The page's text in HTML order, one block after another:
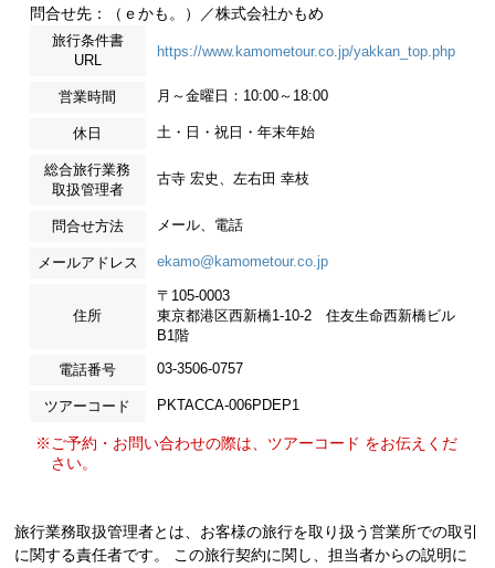
問合せ先：（ｅかも。）／株式会社かもめ
旅行条件書
URL
https://www.kamometour.co.jp/yakkan_top.php
営業時間 月～金曜日：10:00～18:00
休日 土・日・祝日・年末年始
総合旅行業務
取扱管理者
古寺 宏史、左右田 幸枝
問合せ方法 メール、電話
メールアドレス ekamo@kamometour.co.jp
住所
〒105-0003
東京都港区西新橋1-10-2 住友生命西新橋ビル
B1階
電話番号 03-3506-0757
ツアーコード PKTACCA-006PDEP1
※ご予約・お問い合わせの際は、ツアーコード をお伝えくだ
さい。
旅行業務取扱管理者とは、お客様の旅行を取り扱う営業所での取引
に関する責任者です。 この旅行契約に関し、担当者からの説明に